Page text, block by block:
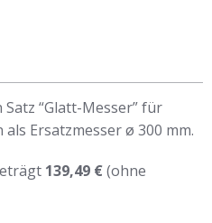
“Glatt-Messer” für
Ersatzmesser ø 300 mm.
139,49 €(ohne